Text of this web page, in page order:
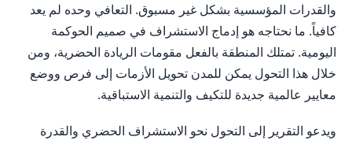
والقدرات المؤسسية بشكل غير مسبوق. التعافي وحده لم يعد
كافياً. ما نحتاجه هو إدماج الاستشراف في صميم الحوكمة
اليومية. تمتلك المنطقة بالفعل مقومات الريادة الحضرية، ومن
خلال هذا التحول يمكن للمدن تحويل الأزمات إلى فرص ووضع
معايير عالمية جديدة للتكيف والتنمية الاستباقية.
ويدعو التقرير إلى التحول نحو الاستشراف الحضري والقدرة